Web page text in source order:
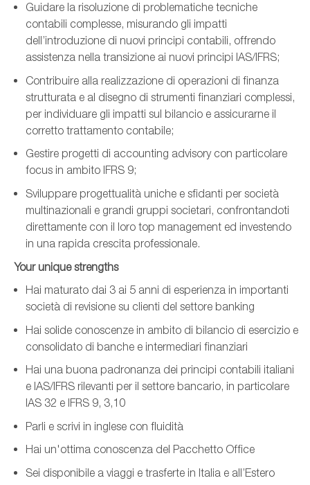
Guidare la risoluzione di problematiche tecniche
contabili complesse, misurando gli impatti
dell’introduzione di nuovi principi contabili, offrendo
assistenza nella transizione ai nuovi principi IAS/IFRS;
Contribuire alla realizzazione di operazioni di finanza
strutturata e al disegno di strumenti finanziari complessi,
per individuare gli impatti sul bilancio e assicurarne il
corretto trattamento contabile;
Gestire progetti di accounting advisory con particolare
focus in ambito IFRS 9;
Sviluppare progettualità uniche e sfidanti per società
multinazionali e grandi gruppi societari, confrontandoti
direttamente con il loro top management ed investendo
in una rapida crescita professionale.
Your unique strengths
Hai maturato dai 3 ai 5 anni di esperienza in importanti
società di revisione su clienti del settore banking
Hai solide conoscenze in ambito di bilancio di esercizio e
consolidato di banche e intermediari finanziari
Hai una buona padronanza dei principi contabili italiani
e IAS/IFRS rilevanti per il settore bancario, in particolare
IAS 32 e IFRS 9, 3,10
Parli e scrivi in inglese con fluidità
Hai un'ottima conoscenza del Pacchetto Office
Sei disponibile a viaggi e trasferte in Italia e all’Estero